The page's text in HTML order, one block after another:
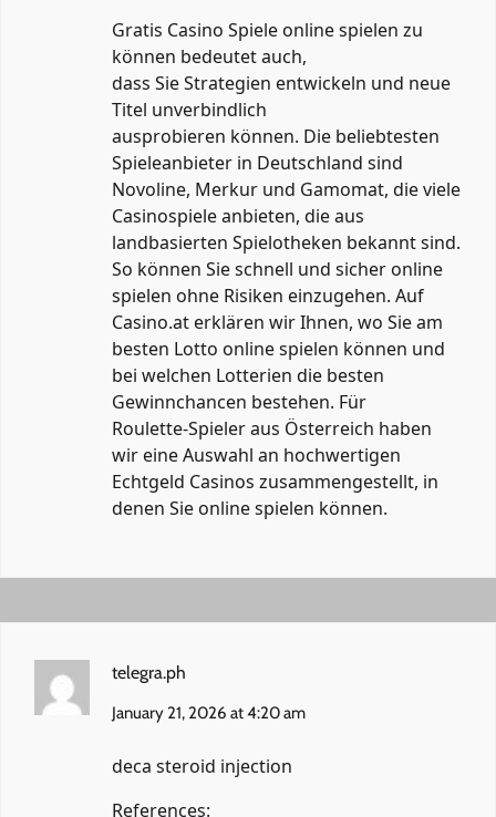
Gratis Casino Spiele online spielen zu
können bedeutet auch,
dass Sie Strategien entwickeln und neue
Titel unverbindlich
ausprobieren können. Die beliebtesten
Spieleanbieter in Deutschland sind
Novoline, Merkur und Gamomat, die viele
Casinospiele anbieten, die aus
landbasierten Spielotheken bekannt sind.
So können Sie schnell und sicher online
spielen ohne Risiken einzugehen. Auf
Casino.at erklären wir Ihnen, wo Sie am
besten Lotto online spielen können und
bei welchen Lotterien die besten
Gewinnchancen bestehen. Für
Roulette-Spieler aus Österreich haben
wir eine Auswahl an hochwertigen
Echtgeld Casinos zusammengestellt, in
denen Sie online spielen können.
telegra.ph
January 21, 2026 at 4:20 am
deca steroid injection
References: